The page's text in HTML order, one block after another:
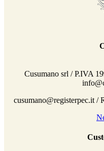
Cusumano srl / P.IVA
cusumano@registerpec.it /